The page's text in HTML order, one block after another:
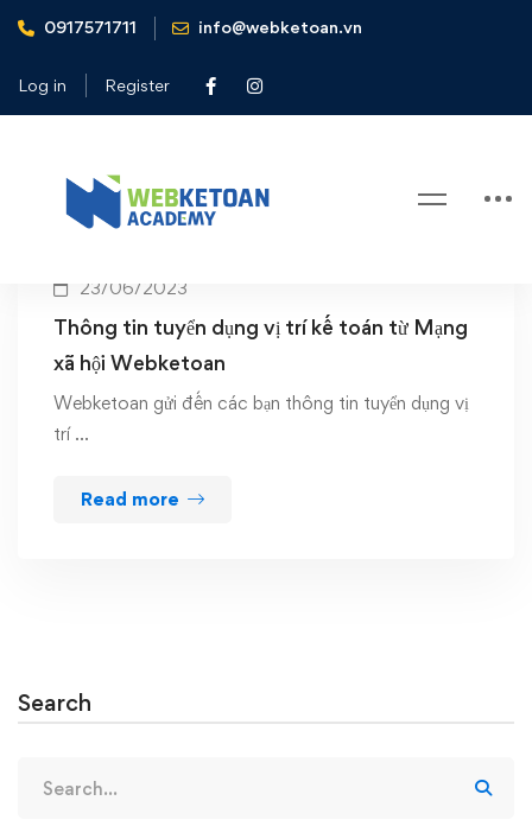
0917571711 info@webketoan.vn
Log in Register
Home tuyển dụng kế toán
Tag: tuyển dụng kế toán
23/06/2023
Thông tin tuyển dụng vị trí kế toán từ Mạng
xã hội Webketoan
Webketoan gửi đến các bạn thông tin tuyển dụng vị
trí …
Read more
Search
for: